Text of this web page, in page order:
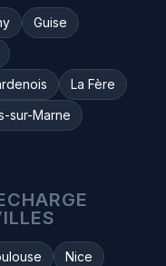
Guise
La Fère
sur-Marne
Nice